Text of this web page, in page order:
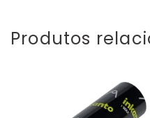
Produtos